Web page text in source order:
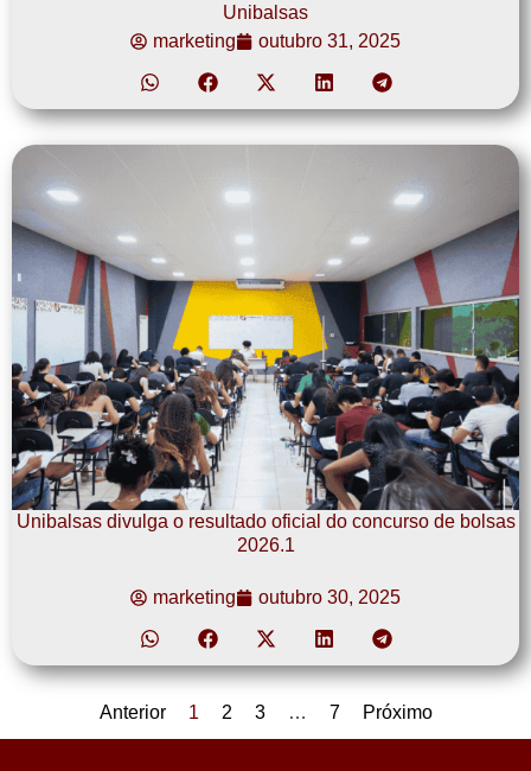
Unibalsas
marketing
outubro 31, 2025
Unibalsas divulga o resultado oficial do concurso de bolsas
2026.1
marketing outubro 30, 2025
Anterior 1 2 3 … 7 Próximo